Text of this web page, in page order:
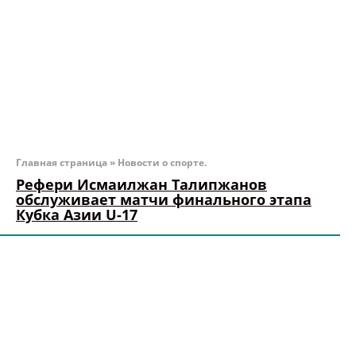
Главная страница » Новости о спорте.
Рефери Исмаилжан Талипжанов
обслуживает матчи финального этапа
Кубка Азии U-17